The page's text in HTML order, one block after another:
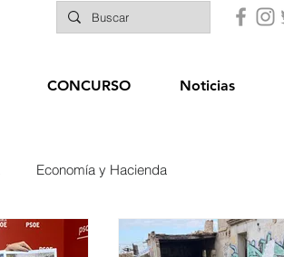
CONCURSO Noticias
Economía y Hacienda
Deportes Seguridad Ciudadana